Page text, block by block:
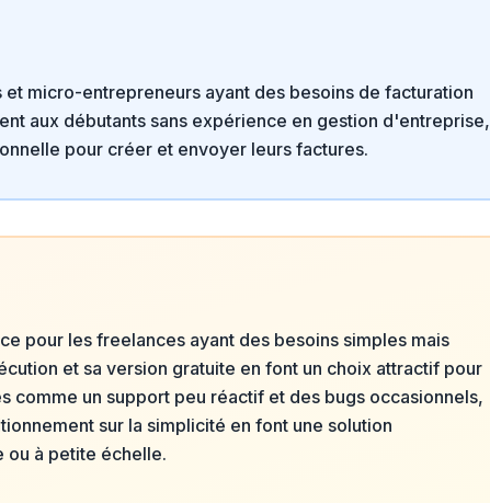
micro-entrepreneurs ayant des besoins de facturation
aux débutants sans expérience en gestion d'entreprise,
pour créer et envoyer leurs factures.
pour les freelances ayant des besoins simples mais
et sa version gratuite en font un choix attractif pour
comme un support peu réactif et des bugs occasionnels,
sur la simplicité en font une solution
ou à petite échelle.